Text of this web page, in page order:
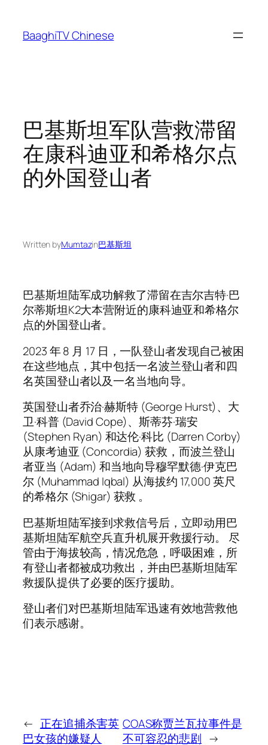
content
BaaghiTV Chinese
巴基斯坦军队营救滞留
在康科迪亚和希格尔点
的外国登山者
Written byMumtazin巴基斯坦
巴基斯坦陆军成功解救了滞留在吉尔吉特·巴
尔蒂斯坦K2大本营附近的康科迪亚和希格尔
点的外国登山者。
2023 年 8 月 17 日，一队登山者发现自己被困
在这些地点，其中包括一名波兰登山者和四
名英国登山者以及一名当地向导。
英国登山者乔治·赫斯特 (George Hurst)、大
卫·科普 (David Cope)、斯蒂芬·瑞安
(Stephen Ryan) 和达伦·科比 (Darren Corby)
从康考迪亚 (Concordia) 获救，而波兰登山
者亚当 (Adam) 和当地向导穆罕默德·伊克巴
尔 (Muhammad Iqbal) 从海拔约 17,000 英尺
的希格尔 (Shigar) 获救 。
巴基斯坦陆军接到求救信号后，立即动用巴
基斯坦陆军航空兵直升机展开救援行动。 尽
管由于海拔较高，情况危急，呼吸困难，所
有登山者都被成功救出，并由巴基斯坦陆军
救援队提供了必要的医疗援助。
登山者们对巴基斯坦陆军迅速有效地营救他
们表示感谢。
← 正在追捕杀害英
巴女孩的嫌疑人
COAS称贾兰瓦拉事件是
不可容忍的悲剧 →